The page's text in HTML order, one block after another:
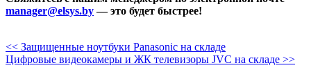
manager@elsys.by— это будет быстрее!
<< Защищенные ноутбуки Panasonic на складе
Цифровые видеокамеры и ЖК телевизоры JVC на складе >>